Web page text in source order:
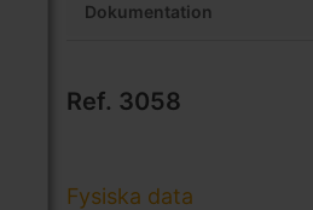
Dokumentation
Ref. 3058
Fysiska data